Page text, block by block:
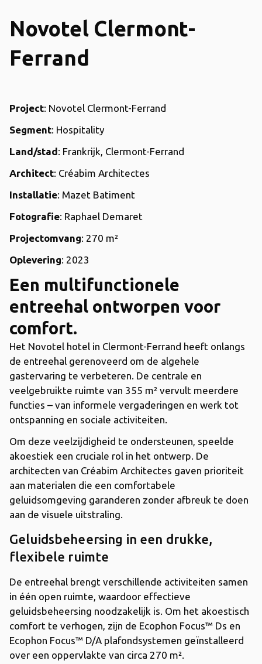
Novotel Clermont-
Ferrand
Project: Novotel Clermont-Ferrand
Segment: Hospitality
Land/stad: Frankrijk, Clermont-Ferrand
Architect: Créabim Architectes
Installatie: Mazet Batiment
Fotografie: Raphael Demaret
Projectomvang: 270 m²
Oplevering: 2023
Een multifunctionele
entreehal ontworpen voor
comfort.
Het Novotel hotel in Clermont-Ferrand heeft onlangs
de entreehal gerenoveerd om de algehele
gastervaring te verbeteren. De centrale en
veelgebruikte ruimte van 355 m² vervult meerdere
functies – van informele vergaderingen en werk tot
ontspanning en sociale activiteiten.
Om deze veelzijdigheid te ondersteunen, speelde
akoestiek een cruciale rol in het ontwerp. De
architecten van Créabim Architectes gaven prioriteit
aan materialen die een comfortabele
geluidsomgeving garanderen zonder afbreuk te doen
aan de visuele uitstraling.
Geluidsbeheersing in een drukke,
flexibele ruimte
De entreehal brengt verschillende activiteiten samen
in één open ruimte, waardoor effectieve
geluidsbeheersing noodzakelijk is. Om het akoestisch
comfort te verhogen, zijn de Ecophon Focus™ Ds en
Ecophon Focus™ D/A plafondsystemen geïnstalleerd
over een oppervlakte van circa 270 m².